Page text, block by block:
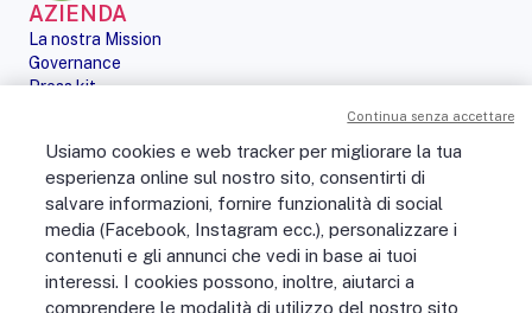
AZIENDA
La nostra Mission
Governance
Press kit
Digital Services Act
PERSONE
No Fibra? No Party!
Posizioni aperte
La vita in Open Fiber
Lavora con noi
La nostra cultura
Usiamo cookies e web tracker per migliorare la tua
esperienza online sul nostro sito, consentirti di
salvare informazioni, fornire funzionalità di social
media (Facebook, Instagram ecc.), personalizzare i
contenuti e gli annunci che vedi in base ai tuoi
interessi. I cookies possono, inoltre, aiutarci a
comprendere le modalità di utilizzo del nostro sito
Continua senza accettare